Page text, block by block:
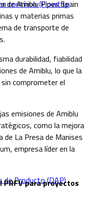
contínuo (Flowtite
de Producto (DAP)
de Amiblu Pipes Spain
y materias primas
de transporte de
durabilidad, fiabilidad
de Amiblu, lo que la
comprometer el
emisiones de Amiblu
como la mejora
de La Presa de Manises
empresa líder en la
para proyectos